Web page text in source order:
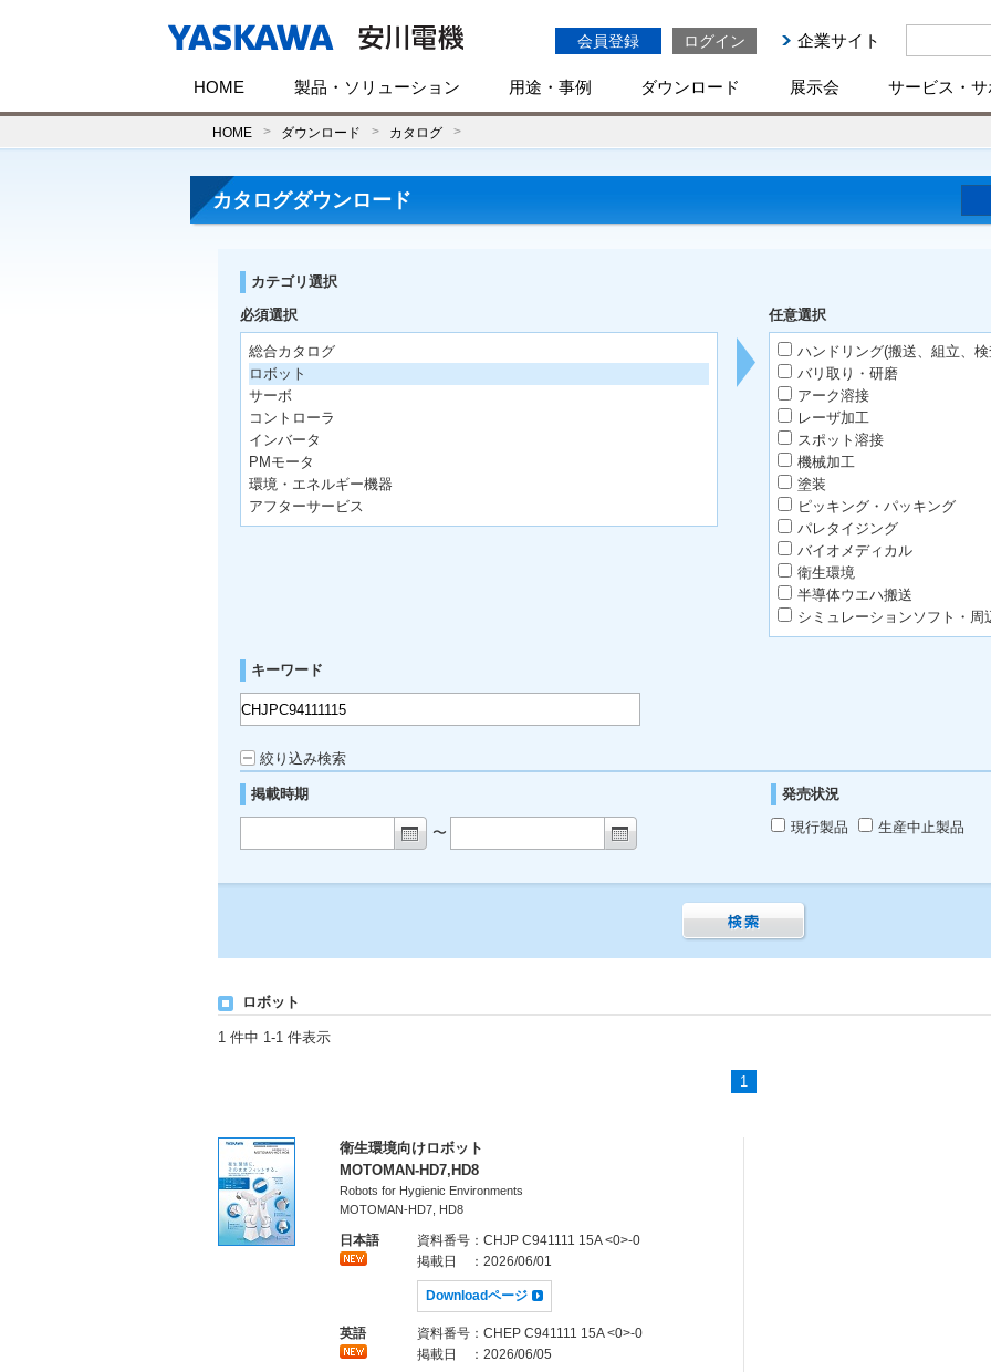
会員登録 ログイン 企業サイト
HOME 製品・ソリューション 用途・事例 ダウンロード 展示会 サービス・
HOME ダウンロード カタログ
カタログダウンロード
カテゴリ選択
必須選択
総合カタログ
ロボット
サーボ
コントローラ
インバータ
PMモータ
環境・エネルギー機器
アフターサービス
任意選択
ハンドリング(搬送、組立、
バリ取り・研磨
アーク溶接
レーザ加工
スポット溶接
機械加工
塗装
ピッキング・パッキング
パレタイジング
バイオメディカル
衛生環境
半導体ウエハ搬送
シミュレーションソフト・周
キーワード
絞り込み検索
掲載時期
〜
発売状況
現行製品
生産中止製品
ロボット
1 件中 1-1 件表示
1
衛生環境向けロボット
MOTOMAN-HD7,HD8
Robots for Hygienic Environments
MOTOMAN-HD7, HD8
日本語 資料番号 ：CHJP C941111 15A <0>-0
掲載日
：2026/06/01
Downloadページ
英語 資料番号 ：CHEP C941111 15A <0>-0
掲載日
：2026/06/05